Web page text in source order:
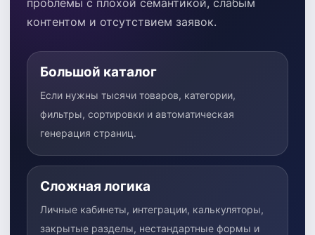
проблемы с плохой семантикой, слабым
контентом и отсутствием заявок.
Большой каталог
Если нужны тысячи товаров, категории,
фильтры, сортировки и автоматическая
генерация страниц.
Сложная логика
Личные кабинеты, интеграции, калькуляторы,
закрытые разделы, нестандартные формы и